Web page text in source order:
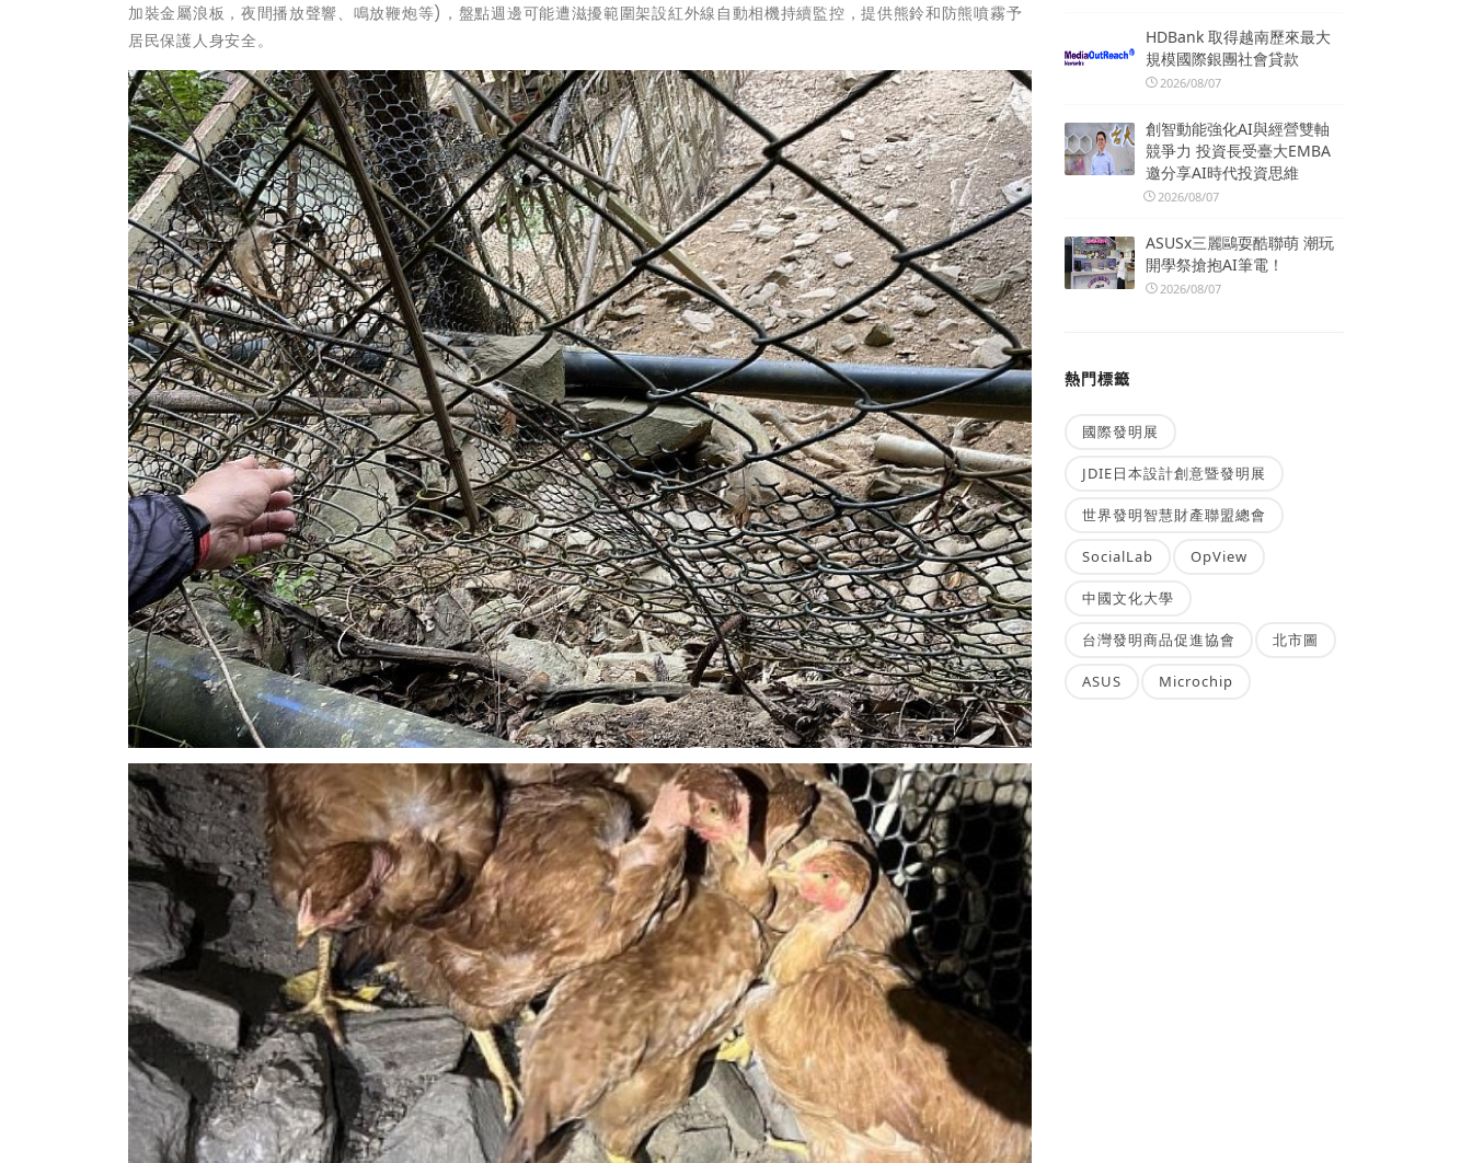
加裝金屬浪板，夜間播放聲響、鳴放鞭炮等)，盤點週邊可能遭滋擾範圍架設紅外線自動相機持續監控，提供熊鈴和防熊噴霧予
居民保護人身安全。
HDBank 取得越南歷來最大
規模國際銀團社會貸款
2026/08/07
創智動能強化AI與經營雙軸
競爭力 投資長受臺大EMBA
邀分享AI時代投資思維
2026/08/07
ASUSx三麗鷗耍酷聯萌 潮玩
開學祭搶抱AI筆電！
2026/08/07
熱門標籤
國際發明展
JDIE日本設計創意暨發明展
世界發明智慧財產聯盟總會
SocialLab OpView
中國文化大學
台灣發明商品促進協會 北市圖
ASUS Microchip